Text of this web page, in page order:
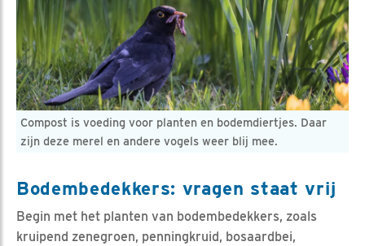
Compost is voeding voor planten en bodemdiertjes. Daar
zijn deze merel en andere vogels weer blij mee.
Bodembedekkers: vragen staat vrij
Begin met het planten van bodembedekkers, zoals
kruipend zenegroen, penningkruid, bosaardbei,